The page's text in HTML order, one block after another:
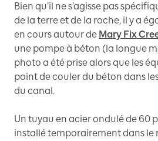
Bien qu’il ne s’agisse pas
de la terre et de la roche, il y a
en cours autour de Mary Fix
une pompe à béton (la longue
photo a été prise alors que les
point de couler du béton dans
du canal.
Un tuyau en acier ondulé de 60
installé temporairement dans le